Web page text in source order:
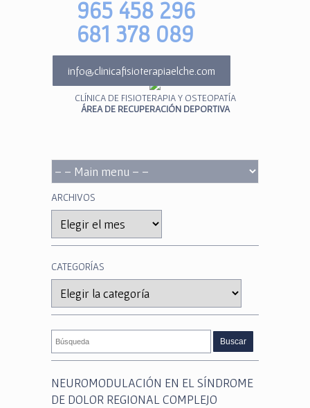
965 458 296
681 378 089
info@clinicafisioterapiaelche.com
CLÍNICA DE FISIOTERAPIA Y OSTEOPATÍA
ÁREA DE RECUPERACIÓN DEPORTIVA
ARCHIVOS
CATEGORÍAS
NEUROMODULACIÓN EN EL SÍNDROME
DE DOLOR REGIONAL COMPLEJO